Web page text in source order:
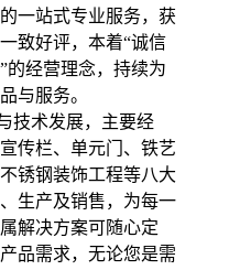
一站式专业服务，获
致好评，本着“诚信
的经营理念，持续为
与服务。
术发展，主要经
传栏、单元门、铁艺
锈钢装饰工程等八大
生产及销售，为每一
解决方案可随心定
品需求，无论您是需